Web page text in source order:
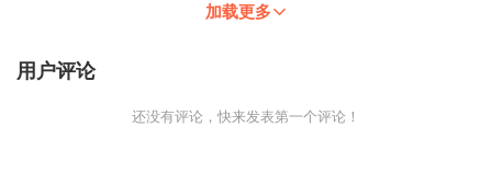
加载更多
用户评论
还没有评论，快来发表第一个评论！